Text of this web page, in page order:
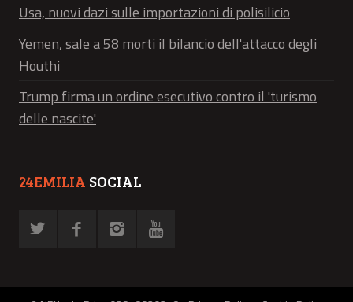
Usa, nuovi dazi sulle importazioni di polisilicio
Yemen, sale a 58 morti il bilancio dell'attacco degli
Houthi
Trump firma un ordine esecutivo contro il 'turismo
delle nascite'
24EMILIA SOCIAL